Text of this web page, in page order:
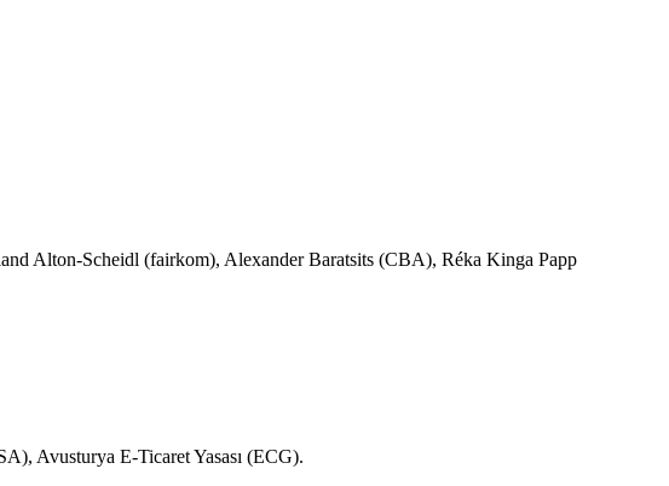
Alton-Scheidl (fairkom), Alexander Baratsits (CBA), Réka Kinga Papp
Avusturya E-Ticaret Yasası (ECG).